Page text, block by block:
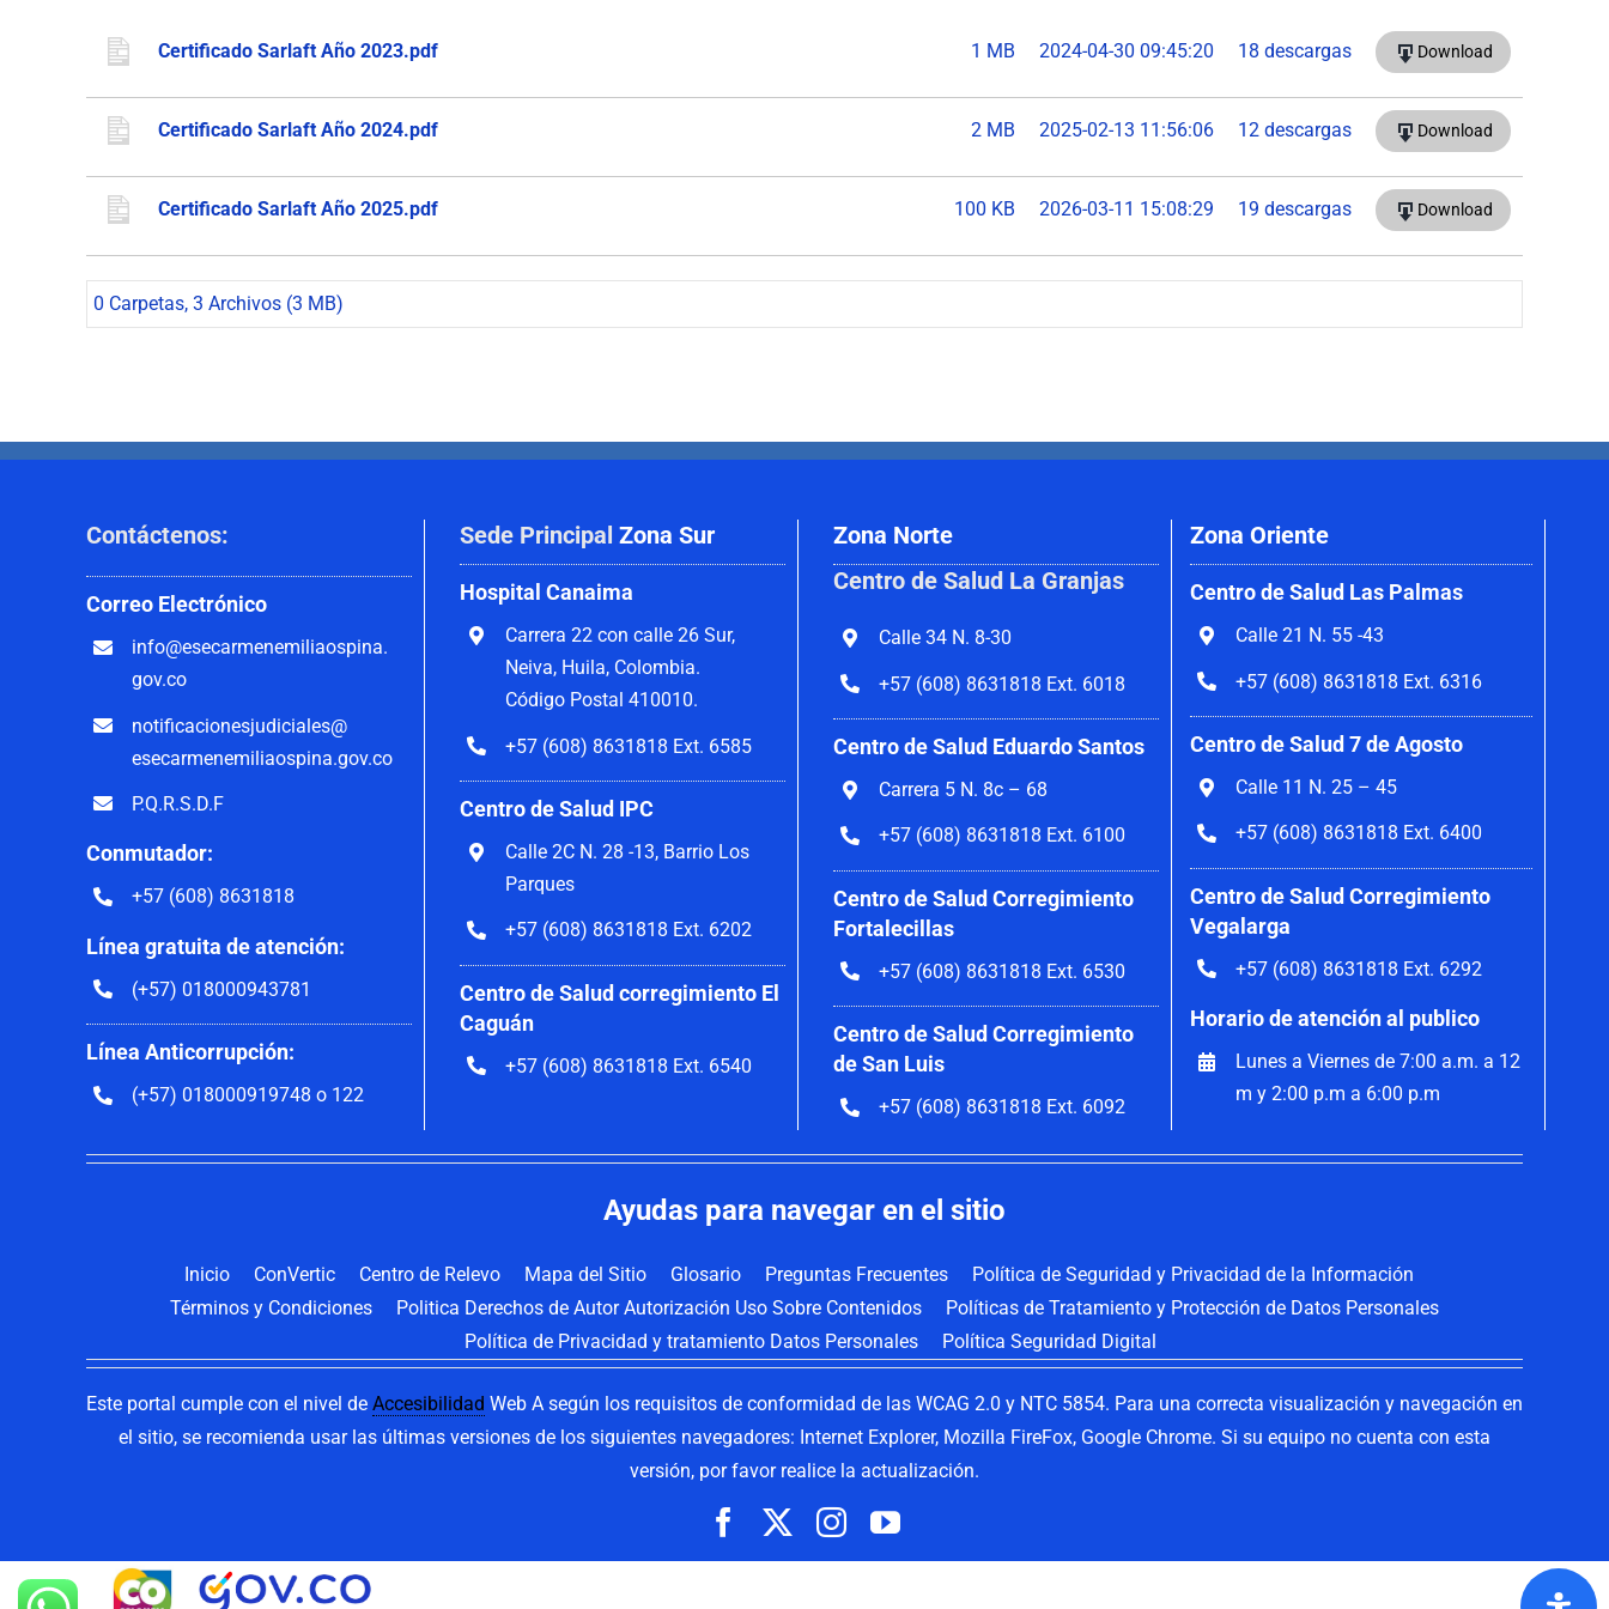
Certificado Sarlaft Año 2023.pdf 1 MB 2024-04-30 09:45:20 18 descargas Download
Certificado Sarlaft Año 2024.pdf 2 MB 2025-02-13 11:56:06 12 descargas Download
Certificado Sarlaft Año 2025.pdf 100 KB 2026-03-11 15:08:29 19 descargas Download
0 Carpetas, 3 Archivos (3 MB)
Contáctenos:
Correo Electrónico
info@esecarmenemiliaospina.
gov.co
notificacionesjudiciales@
esecarmenemiliaospina.gov.co
P.Q.R.S.D.F
Conmutador:
+57 (608) 8631818
Línea gratuita de atención:
(+57) 018000943781
Línea Anticorrupción:
(+57) 018000919748 o 122
Sede Principal Zona Sur
Hospital Canaima
Carrera 22 con calle 26 Sur,
Neiva, Huila, Colombia.
Código Postal 410010.
+57 (608) 8631818 Ext. 6585
Centro de Salud IPC
Calle 2C N. 28 -13, Barrio Los
Parques
+57 (608) 8631818 Ext. 6202
Centro de Salud corregimiento El
Caguán
+57 (608) 8631818 Ext. 6540
Zona Norte
Centro de Salud La Granjas
Calle 34 N. 8-30
+57 (608) 8631818 Ext. 6018
Centro de Salud Eduardo Santos
Carrera 5 N. 8c – 68
+57 (608) 8631818 Ext. 6100
Centro de Salud Corregimiento
Fortalecillas
+57 (608) 8631818 Ext. 6530
Centro de Salud Corregimiento
de San Luis
+57 (608) 8631818 Ext. 6092
Zona Oriente
Centro de Salud Las Palmas
Calle 21 N. 55 -43
+57 (608) 8631818 Ext. 6316
Centro de Salud 7 de Agosto
Calle 11 N. 25 – 45
+57 (608) 8631818 Ext. 6400
Centro de Salud Corregimiento
Vegalarga
+57 (608) 8631818 Ext. 6292
Horario de atención al publico
Lunes a Viernes de 7:00 a.m. a 12
m y 2:00 p.m a 6:00 p.m
Ayudas para navegar en el sitio
Inicio ConVertic Centro de Relevo Mapa del Sitio Glosario Preguntas Frecuentes
Política de Seguridad y Privacidad de la Información
Términos y Condiciones
Politica Derechos de Autor Autorización Uso Sobre Contenidos
Políticas de Tratamiento y Protección de Datos Personales
Política de Privacidad y tratamiento Datos Personales
Política Seguridad Digital
Este portal cumple con el nivel de Accesibilidad Web A según los requisitos de conformidad de las WCAG 2.0 y NTC 5854. Para una correcta visualización y navegación en
el sitio, se recomienda usar las últimas versiones de los siguientes navegadores: Internet Explorer, Mozilla FireFox, Google Chrome. Si su equipo no cuenta con esta
versión, por favor realice la actualización.